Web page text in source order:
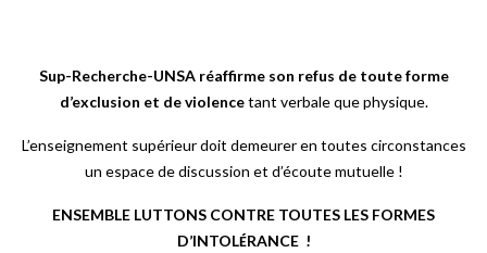
Sup-Recherche-UNSA réaffirme son refus de toute forme
d’exclusion et de violencetant verbale que physique.
L’enseignement supérieur doit demeurer en toutes circonstances
un espace de discussion et d’écoute mutuelle !
ENSEMBLE LUTTONS CONTRE TOUTES LES FORMES
D’INTOLÉRANCE !